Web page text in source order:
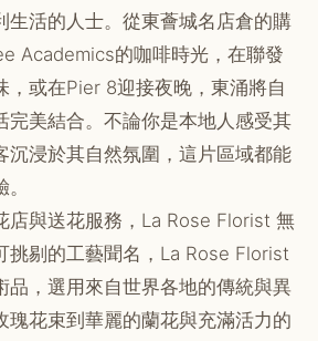
生活的人士。從東薈城名店倉的購
Academics的咖啡時光，在聯發
，或在Pier 8迎接夜晚，東涌將自
完美結合。不論你是本地人感受其
沉浸於其自然氛圍，這片區域都能
店與送花服務，La Rose Florist 無
挑剔的工藝聞名，La Rose Florist
品，選用來自世界各地的傳統與異
瑰花束到華麗的蘭花與充滿活力的